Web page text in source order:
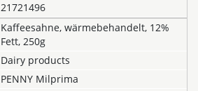
21721496
Kaffeesahne, wärmebehandelt, 12%
Fett, 250g
Dairy products
PENNY Milprima